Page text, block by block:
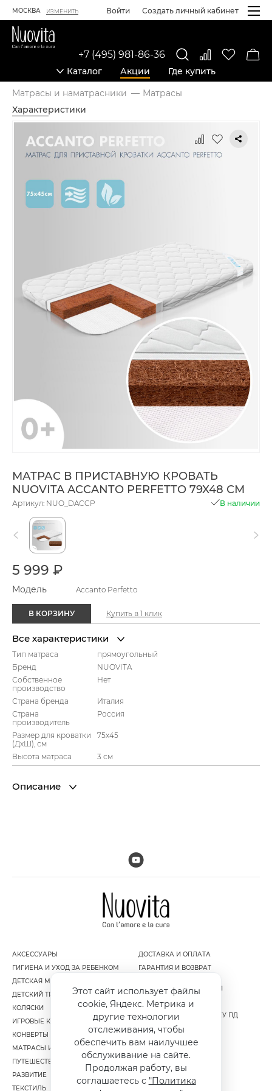
МОСКВА ИЗМЕНИТЬ Войти Создать личный кабинет
Каталог Акции Где купить
+7 (495) 981-86-36
Матрасы и наматрасники
Матрасы
Характеристики
Карточка товара
МАТРАС В ПРИСТАВНУЮ КРОВАТЬ
NUOVITA ACCANTO PERFETTO 79X48 СМ
Артикул: NUO_DACCP В наличии
5 999 ₽
Модель Accanto Perfetto
В КОРЗИНУ Купить в 1 клик
Все характеристики
Тип матраса
прямоугольный
Бренд
NUOVITA
Собственное
производство
Нет
Страна бренда
Италия
Страна
производитель
Россия
Размер для кроватки
(ДхШ), см
75x45
Высота матраса 3 см
Описание
АКСЕССУАРЫ
ГИГИЕНА И УХОД ЗА РЕБЕНКОМ
ДЕТСКАЯ МЕБЕЛЬ
ДЕТСКИЙ ТРАНСПОРТ
КОЛЯСКИ
ИГРОВЫЕ КОМПЛЕКСЫ
КОНВЕРТЫ И МУФТЫ
МАТРАСЫ И НАМАТРАСНИКИ
ПУТЕШЕСТВИЕ
РАЗВИТИЕ
ТЕКСТИЛЬ
ДОСТАВКА И ОПЛАТА
ГАРАНТИЯ И ВОЗВРАТ
КОНФИДЕНЦИАЛЬНОСТИ
ПУБЛИЧНАЯ ОФЕРТА
СОГЛАСИЕ НА ОБРАБОТКУ ПД
Этот сайт использует файлы
cookie, Яндекс. Метрика и
другие технологии
отслеживания, чтобы
обеспечить вам наилучшее
обслуживание на сайте.
Продолжая работу, вы
соглашаетесь с "Политика